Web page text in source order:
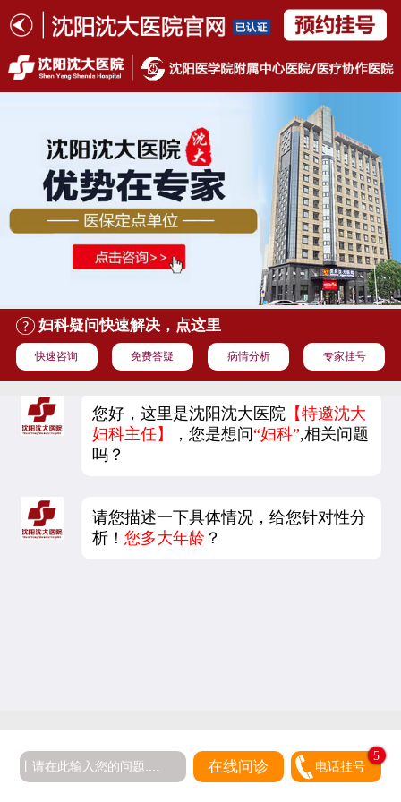
妇科疑问快速解决，点这里
快速咨询 免费答疑 病情分析 专家挂号
您好，这里是沈阳沈大医院 【特邀沈大
妇科主任】
，您是想问“妇科”,相关问题
吗？
请您描述一下具体情况，给您针对性分
析！您多大年龄 ？
在线问诊 电话挂号
5